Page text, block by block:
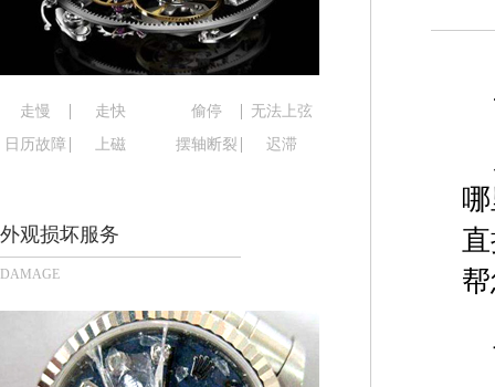
深圳市罗湖区深南东路5001号华润大厦写字楼17
惠州市惠城区江北文昌一路7号华贸大厦写字楼1座
厦门市思明区湖滨东路95号华润大厦写字楼B座11
福州市鼓楼区五四路128-1号恒力城写字楼15层03
成都市锦江区人民东路6号SAC东原中心写字楼24
长沙市芙蓉区定王台街道建湘路393号世茂环球
郑州市二七区铭功路10号华润大厦写字楼29层
太原市迎泽区解放路15号亨得利名表服务中心（
沈阳市沈河区中街路137号亨得利名表服务中心（
沈阳市沈河区中街路83号亨得利名表服务中心（
乌鲁木齐市天山区红山路26号时代广场（
温州市鹿城区锦绣路1067号置信广场10层1015室
走慢 走快 偷停
无法上弦
日历故障
上磁 摆轴断裂 迟滞
外观损坏服务
DAMAGE